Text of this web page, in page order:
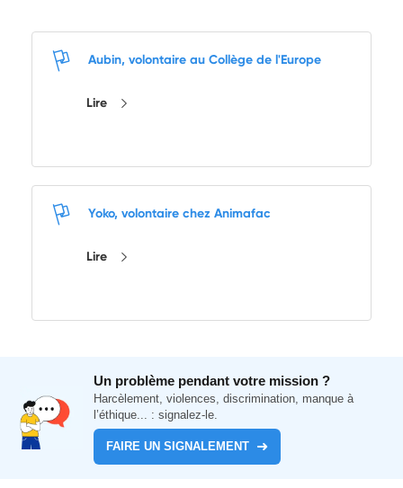
Aubin, volontaire au Collège de l'Europe
Lire
Yoko, volontaire chez Animafac
Lire
Un problème pendant votre mission ?
Harcèlement, violences, discrimination, manque à
l’éthique... : signalez-le.
FAIRE UN SIGNALEMENT